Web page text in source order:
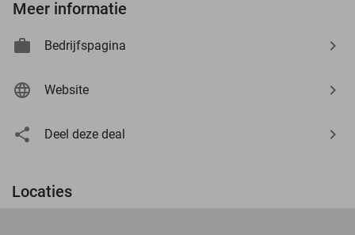
Meer informatie
Bedrijfspagina
Website
Deel deze deal
Locaties